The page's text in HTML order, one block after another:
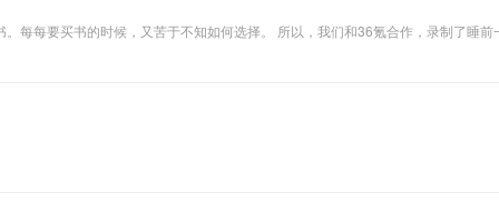
每每要买书的时候，又苦于不知如何选择。 所以，我们和36氪合作，录制了睡